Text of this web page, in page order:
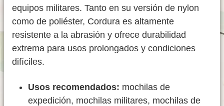
equipos militares. Tanto en su versión de nylon
como de poliéster, Cordura es altamente
resistente a la abrasión y ofrece durabilidad
extrema para usos prolongados y condiciones
difíciles.
Usos recomendados: mochilas de
expedición, mochilas militares, mochilas de